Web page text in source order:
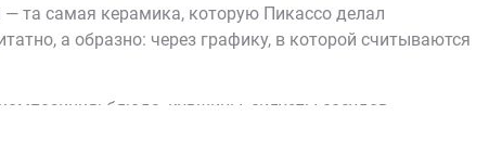
— та самая керамика, которую Пикассо делал
а образно: через графику, в которой считываются
блюда, кувшины, силуэты сосудов,